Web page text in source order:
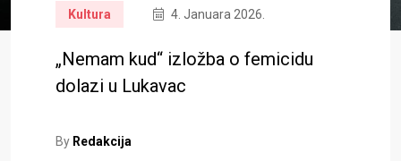
Kultura 4. Januara 2026.
„Nemam kud“ izložba o femicidu
dolazi u Lukavac
By Redakcija